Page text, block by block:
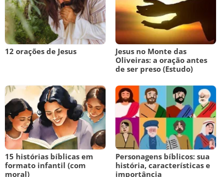
12 orações de Jesus
Jesus no Monte das
Oliveiras: a oração antes
de ser preso (Estudo)
15 histórias bíblicas em
formato infantil (com
moral)
Personagens bíblicos: sua
história, características e
importância